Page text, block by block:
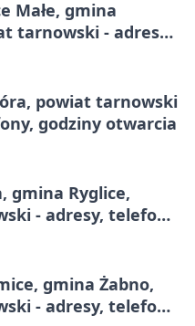
Małe, gmina
tarnowski - adresy,
powiat tarnowski
godziny otwarcia
gmina Ryglice,
- adresy, telefony,
gmina Żabno,
- adresy, telefony,